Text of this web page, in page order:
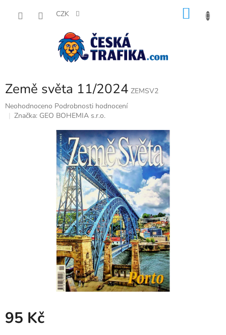
CZK
Země světa 11/2024 ZEMSV2
Průměrné
hodnocení
Neohodnoceno Podrobnosti hodnocení
Značka: GEO BOHEMIA s.r.o.
95 Kč